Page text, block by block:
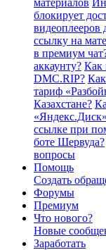
материалов
блокирует
видеоплееров
ссылку на
в премиум
аккаунту? Как
DMC.RIP?
тариф
Казахстане?
ссылке при
боте Шервуда?
вопросы
Помощь
Создать
Форумы
Премиум
Что нового?
Новые
Заработать